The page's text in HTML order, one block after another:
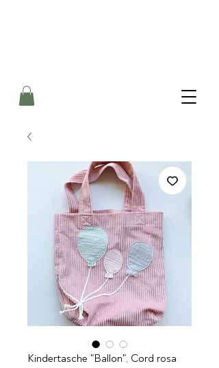
Kindertasche "Ballon", Cord rosa